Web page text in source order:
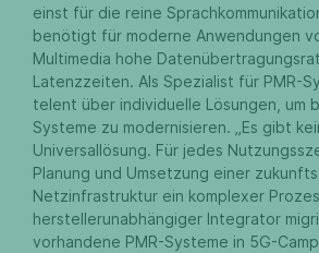
einst für die reine
benötigt für moderne Anwendungen
Multimedia hohe
Latenzzeiten. Als Spezialist für PMR-
telent über individuelle Lösungen, um
Systeme zu modernisieren. „Es gibt
Universallösung. Für jedes
Planung und Umsetzung einer
Netzinfrastruktur ein komplexer
herstellerunabhängiger Integrator
vorhandene PMR-Systeme in 5G-